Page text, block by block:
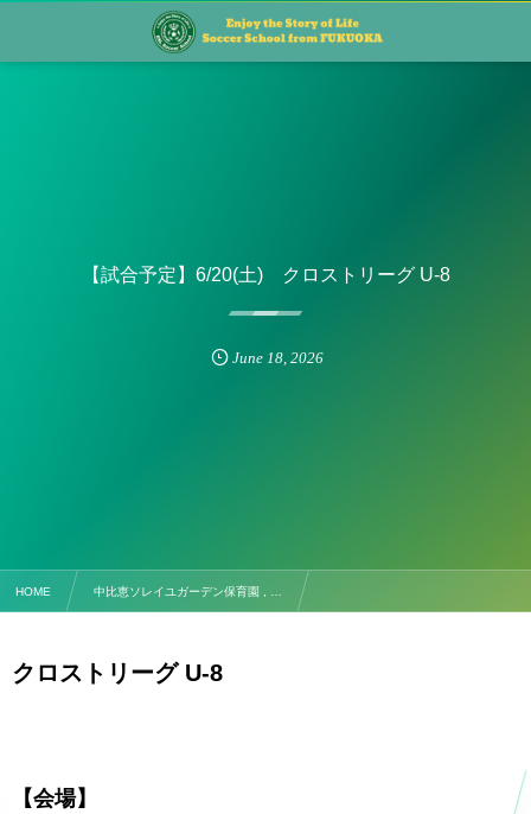
【試合予定】6/20(土) クロストリーグ U-8
June 18,2026
HOME 中比恵ソレイユガーデン保育園 , …
クロストリーグ U-8
【会場】